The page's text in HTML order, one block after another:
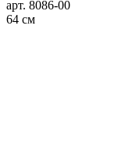
арт. 8086-00
64 см